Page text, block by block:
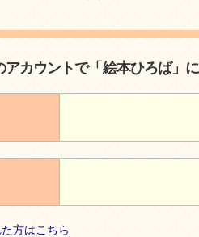
アカウントで「絵本ひろば」
方はこちら